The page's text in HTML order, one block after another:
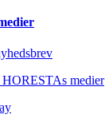
medier